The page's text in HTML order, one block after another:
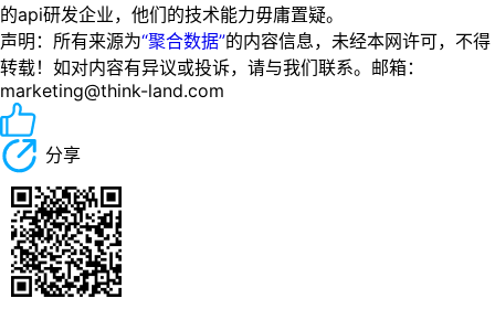
的api研发企业，他们的技术能力毋庸置疑。
声明：所有来源为“聚合数据”的内容信息，未经本网许可，不得
转载！如对内容有异议或投诉，请与我们联系。邮箱：
marketing@think-land.com
分享